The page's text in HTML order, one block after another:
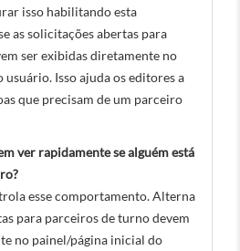
isso habilitando esta
as solicitações abertas para
ser exibidas diretamente no
Isso ajuda os editores a
que precisam de um parceiro
ver rapidamente se alguém está
esse comportamento. Alterna
para parceiros de turno devem
no painel/página inicial do